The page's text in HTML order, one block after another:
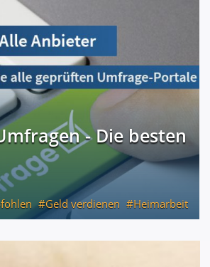
- Die besten
Geld verdienen Heimarbeit